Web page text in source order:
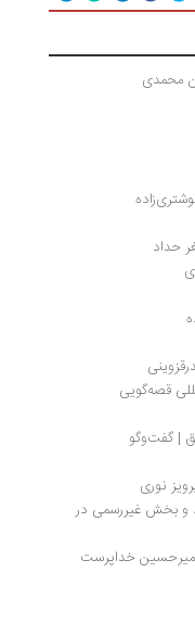
نگاهی به زنان کارآفرین: کسب‌و‌کارهای خرد و بخش غیررسمی در
خداپرست